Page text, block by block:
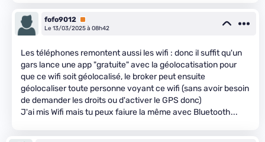
fofo9012 Premium
Le 13/03/2025 à 08h42
Les téléphones remontent aussi les wifi : donc il suffit qu'un
gars lance une app "gratuite" avec la géolocatisation pour
que ce wifi soit géolocalisé, le broker peut ensuite
géolocaliser toute personne voyant ce wifi (sans avoir besoin
de demander les droits ou d'activer le GPS donc)
J'ai mis Wifi mais tu peux faiure la même avec Bluetooth...